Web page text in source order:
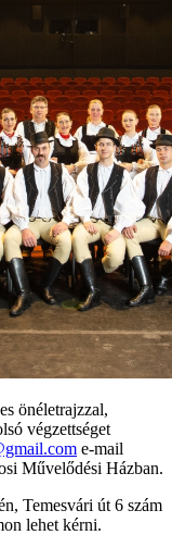
önéletrajzzal,
végzettséget
e-mail
Művelődési Házban.
Temesvári út 6 szám
lehet kérni.